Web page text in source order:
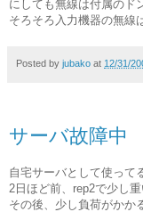
にしても無線は付属のド
そろそろ入力機器の無線
Posted by jubako at 12/31/
サーバ故障中
自宅サーバとして使って
2日ほど前、rep2で少し
その後、少し負荷がかか